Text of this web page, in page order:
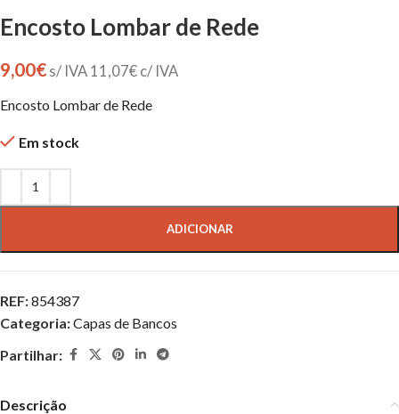
Encosto Lombar de Rede
9,00€ s/ IVA 11,07€ c/ IVA
Encosto Lombar de Rede
Em stock
ADICIONAR
REF:854387
Categoria:Capas de Bancos
Partilhar:
Descrição